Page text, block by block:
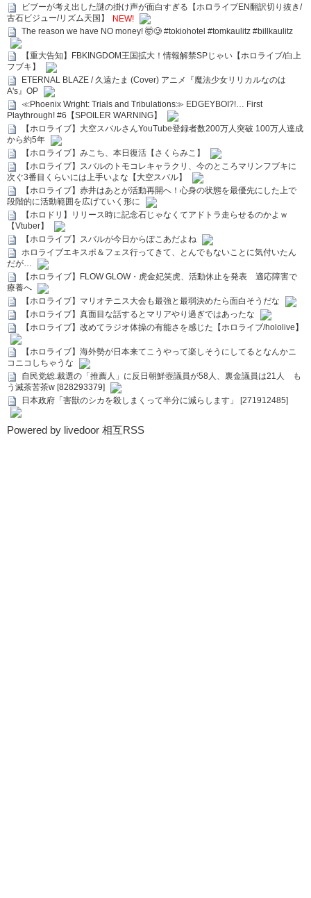
ビブーが考え出した謎の掛け声が面白すぎる【ホロライブEN翻訳切り抜き/
古石ビジュー/リズム天国】
NEW!
The reason we have NO money! 🤯🥲 #tokiohotel #tomkaulitz #billkaulitz
【重大告知】FBKINGDOM王国拡大！情報解禁SPじゃい【ホロライブ/白上
フブキ】
ETERNAL BLAZE / 久遠たま (Cover) アニメ『魔法少女リリカルなのは
A's』OP
≪Phoenix Wright: Trials and Tribulations≫ EDGEYBOI?!… First
Playthrough! #6【SPOILER WARNING】
【ホロライブ】大空スバルさんYouTube登録者数200万人突破 100万人達成
から約5年
【ホロライブ】みこち、本日復活【さくらみこ】
【ホロライブ】スバルのトモコレキャラクリ、今のところマリンフブキに
次ぐ3番目くらいには上手いよな【大空スバル】
【ホロライブ】赤井はあとが活動再開へ！心身の状態を最優先にした上で
段階的に活動範囲を広げていく形に
【ホロドリ】リリース時に記念石じゃなくてアドトラ走らせるのかよｗ
【Vtuber】
【ホロライブ】スバルが今日からぽこあだよね
ホロライブエキスポ＆フェス行ってきて、とんでもないことに気付いたん
だが…
【ホロライブ】FLOW GLOW・虎金妃笑虎、活動休止を発表 適応障害で
療養へ
【ホロライブ】マリオテニス大会も最強と最弱決めたら面白そうだな
【ホロライブ】真面目な話するとマリアやり過ぎではあったな
【ホロライブ】改めてラジオ体操の有能さを感じた【ホロライブ/hololive】
【ホロライブ】海外勢が日本来てこうやって楽しそうにしてるとなんかニ
コニコしちゃうな
自民党総.裁選の「推薦人」に反日朝鮮壺議員が58人、裏金議員は21人 も
う滅茶苦茶w [828293379]
日本政府「害獣のシカを殺しまくって半分に減らします」 [271912485]
Powered by livedoor 相互RSS